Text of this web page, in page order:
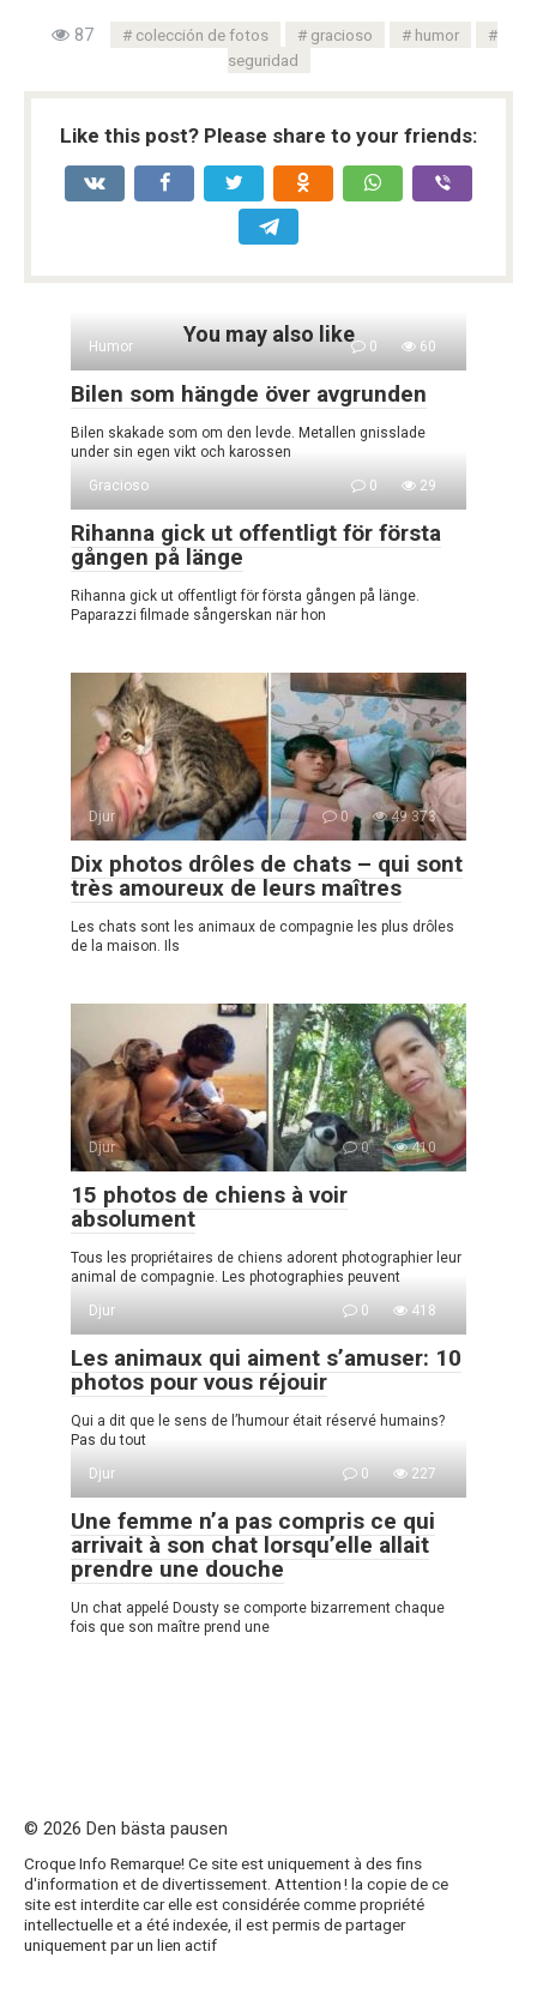
87 colección de fotos gracioso
humor
seguridad
Like this post? Please share to your friends:
You may also like
Humor 0 60
Bilen som hängde över avgrunden
Bilen skakade som om den levde. Metallen gnisslade
under sin egen vikt och karossen
Gracioso
0 29
Rihanna gick ut offentligt för första
gången på länge
Rihanna gick ut offentligt för första gången på länge.
Paparazzi filmade sångerskan när hon
Djur 0 49 373
Dix photos drôles de chats – qui sont
très amoureux de leurs maîtres
Les chats sont les animaux de compagnie les plus drôles
de la maison. Ils
Djur 0 410
15 photos de chiens à voir
absolument
Tous les propriétaires de chiens adorent photographier leur
animal de compagnie. Les photographies peuvent
Djur
0 418
Les animaux qui aiment s’amuser: 10
photos pour vous réjouir
Qui a dit que le sens de l’humour était réservé humains?
Pas du tout
Djur
0 227
Une femme n’a pas compris ce qui
arrivait à son chat lorsqu’elle allait
prendre une douche
Un chat appelé Dousty se comporte bizarrement chaque
fois que son maître prend une
© 2026 Den bästa pausen
Croque Info Remarque! Ce site est uniquement à des fins
d'information et de divertissement. Attention ! la copie de ce
site est interdite car elle est considérée comme propriété
intellectuelle et a été indexée, il est permis de partager
uniquement par un lien actif